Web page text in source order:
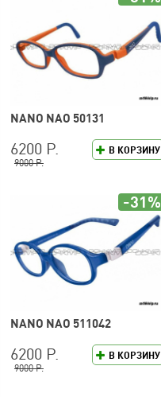
NANO NAO 50131
В КОРЗИНУ
6200 Р.
9000 Р.
NANO NAO 511042
В КОРЗИНУ
6200 Р.
9000 Р.
-31%